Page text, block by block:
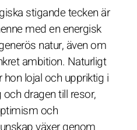
stigande tecken är
med en energisk
natur, även om
ambition. Naturligt
hon lojal och uppriktig i
dragen till resor,
och